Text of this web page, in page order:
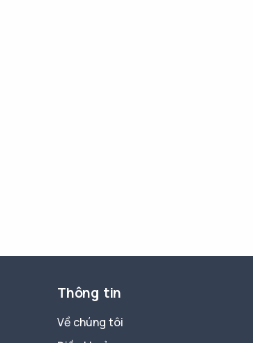
Thông tin
Về chúng tôi